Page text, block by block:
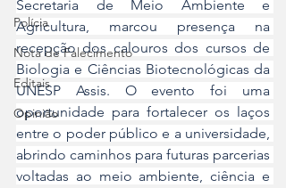
Polícia
Nota de Falecimento
Editais
Opinião
Secretaria de Meio Ambiente e
Agricultura, marcou presença na
recepção dos calouros dos cursos de
Biologia e Ciências Biotecnológicas da
UNESP Assis. O evento foi uma
oportunidade para fortalecer os laços
entre o poder público e a universidade,
abrindo caminhos para futuras parcerias
voltadas ao meio ambiente, ciência e